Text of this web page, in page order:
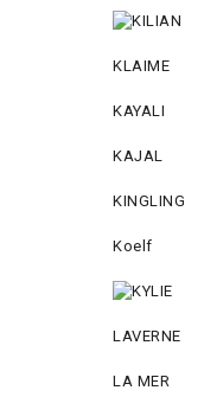
KLAIME
KAYALI
KAJAL
KINGLING
Koelf
LAVERNE
LA MER